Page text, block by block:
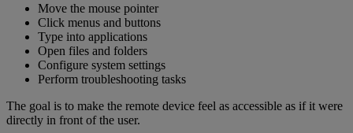
Move the mouse pointer
Click menus and buttons
Type into applications
Open files and folders
Configure system settings
Perform troubleshooting tasks
The goal is to make the remote device feel as accessible as if it were
directly in front of the user.